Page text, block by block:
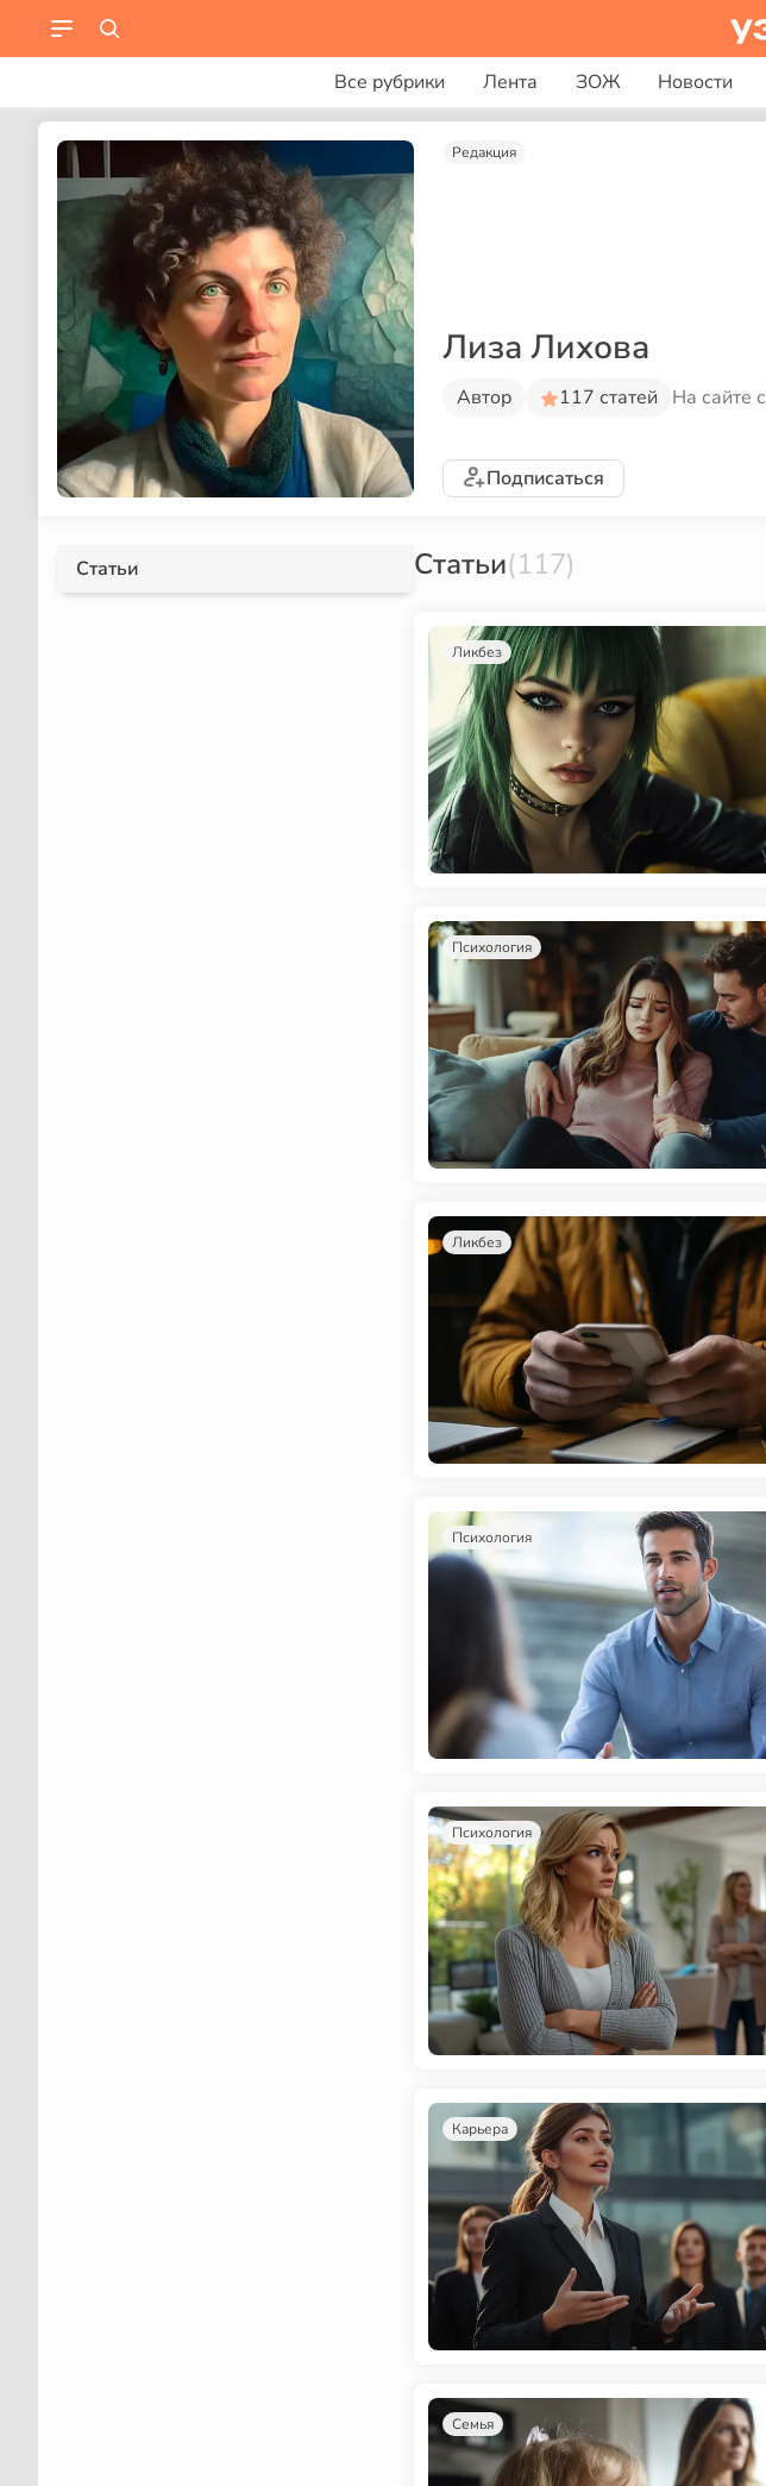
Все рубрики Лента ЗОЖ Новости
Редакция
Лиза Лихова
Автор 117 статей На сайте с
Подписаться
Статьи Статьи(117)
Ликбез
Психология
Ликбез
Психология
Психология
Карьера
Семья